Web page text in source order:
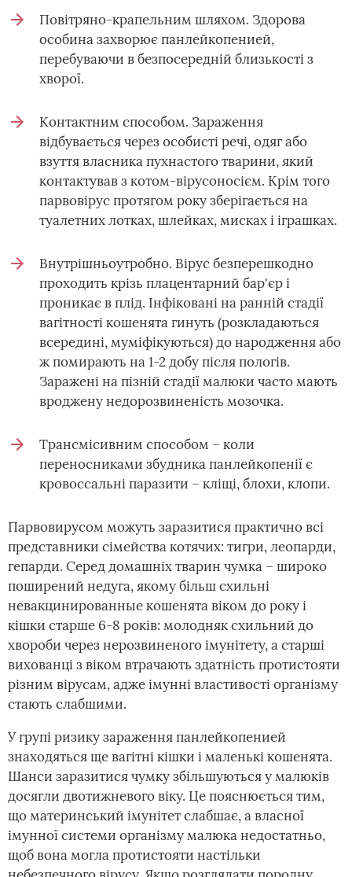
Повітряно-крапельним шляхом. Здорова
особина захворює панлейкопенией,
перебуваючи в безпосередній близькості з
хворої.
Контактним способом. Зараження
відбувається через особисті речі, одяг або
взуття власника пухнастого тварини, який
контактував з котом-вірусоносієм. Крім того
парвовірус протягом року зберігається на
туалетних лотках, шлейках, мисках і іграшках.
Внутрішньоутробно. Вірус безперешкодно
проходить крізь плацентарний бар'єр і
проникає в плід. Інфіковані на ранній стадії
вагітності кошенята гинуть (розкладаються
всередині, муміфікуються) до народження або
ж помирають на 1-2 добу після пологів.
Заражені на пізній стадії малюки часто мають
вроджену недорозвиненість мозочка.
Трансмісивним способом – коли
переносниками збудника панлейкопенії є
кровоссальні паразити – кліщі, блохи, клопи.
Парвовирусом можуть заразитися практично всі
представники сімейства котячих: тигри, леопарди,
гепарди. Серед домашніх тварин чумка – широко
поширений недуга, якому більш схильні
невакцинированные кошенята віком до року і
кішки старше 6-8 років: молодняк схильний до
хвороби через нерозвиненого імунітету, а старші
вихованці з віком втрачають здатність протистояти
різним вірусам, адже імунні властивості організму
стають слабшими.
У групі ризику зараження панлейкопенией
знаходяться ще вагітні кішки і маленькі кошенята.
Шанси заразитися чумку збільшуються у малюків
досягли двотижневого віку. Це пояснюється тим,
що материнський імунітет слабшає, а власної
імунної системи організму малюка недостатньо,
щоб вона могла протистояти настільки